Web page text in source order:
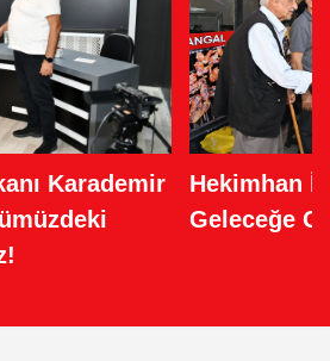
Karademir
Hekimhan
Geleceğe